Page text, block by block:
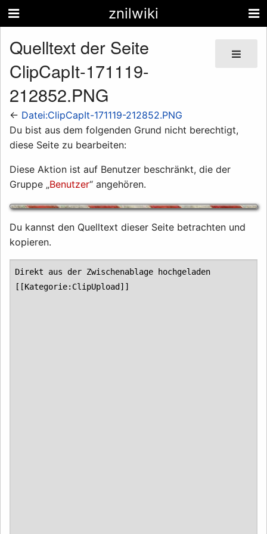
znilwiki
Quelltext der Seite
ClipCapIt-171119-
212852.PNG
← Datei:ClipCapIt-171119-212852.PNG
Du bist aus dem folgenden Grund nicht berechtigt,
diese Seite zu bearbeiten:
Diese Aktion ist auf Benutzer beschränkt, die der
Gruppe „Benutzer“ angehören.
Du kannst den Quelltext dieser Seite betrachten und
kopieren.